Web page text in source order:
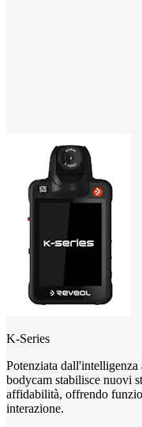
K-Series
Potenziata
bodycam stabilisce nuovi
affidabilità, offrendo
interazione.